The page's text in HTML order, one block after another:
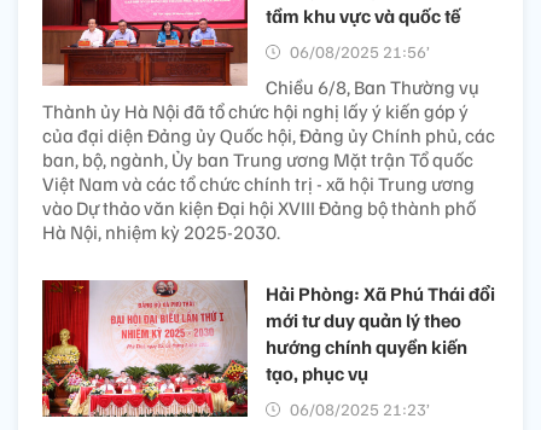
tầm khu vực và quốc tế
06/08/2025 21:56’
Chiều 6/8, Ban Thường vụ
Thành ủy Hà Nội đã tổ chức hội nghị lấy ý kiến góp ý
của đại diện Đảng ủy Quốc hội, Đảng ủy Chính phủ, các
ban, bộ, ngành, Ủy ban Trung ương Mặt trận Tổ quốc
Việt Nam và các tổ chức chính trị - xã hội Trung ương
vào Dự thảo văn kiện Đại hội XVIII Đảng bộ thành phố
Hà Nội, nhiệm kỳ 2025-2030.
Hải Phòng: Xã Phú Thái đổi
mới tư duy quản lý theo
hướng chính quyền kiến
tạo, phục vụ
06/08/2025 21:23’